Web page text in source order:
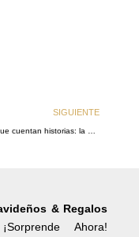
SIGUIENTE
Regalos que cuentan historias: la magia detrás de una canasta navideña
& Regalos
Ahora!